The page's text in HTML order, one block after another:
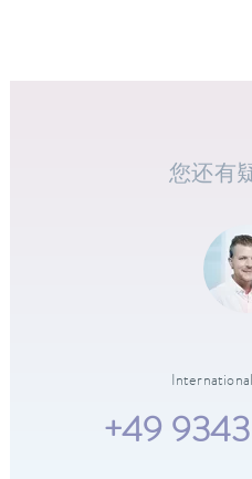
您还有
+49